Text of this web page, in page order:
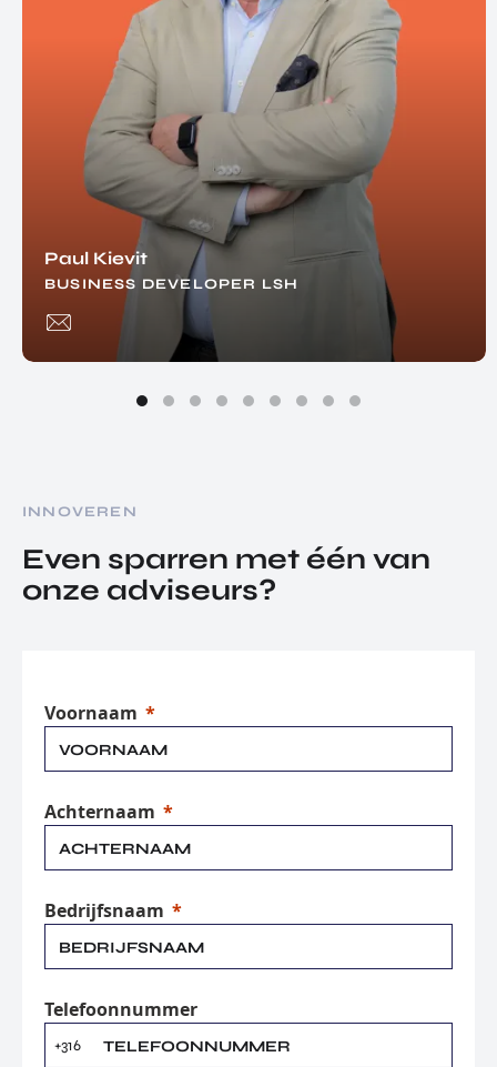
Paul Kievit
BUSINESS DEVELOPER LSH
INNOVEREN
Even sparren met één van
onze adviseurs?
Voornaam
Achternaam
Bedrijfsnaam
Telefoonnummer
+316